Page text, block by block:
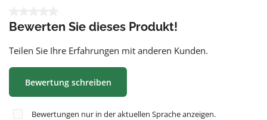
Bewerten Sie dieses Produkt!
Teilen Sie Ihre Erfahrungen mit anderen Kunden.
Bewertung schreiben
Bewertungen nur in der aktuellen Sprache anzeigen.